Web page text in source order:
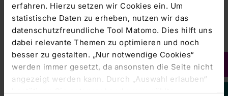
erfahren. Hierzu setzen wir Cookies ein. Um
statistische Daten zu erheben, nutzen wir das
datenschutzfreundliche Tool Matomo. Dies hilft uns
dabei relevante Themen zu optimieren und noch
besser zu gestalten. „Nur notwendige Cookies“
werden immer gesetzt, da ansonsten die Seite nicht
angezeigt werden kann. Durch „Auswahl erlauben“
bestätigen Sie entsprechend ausgewählte
Wie funktioniert das VAD/Kunstherz?
LVAD und RVAD
Wann wird ein VAD eingesetzt?